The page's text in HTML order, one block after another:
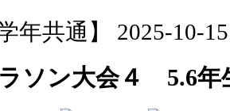
学年共通】 2025-10-
ソン大会４ 5.6年